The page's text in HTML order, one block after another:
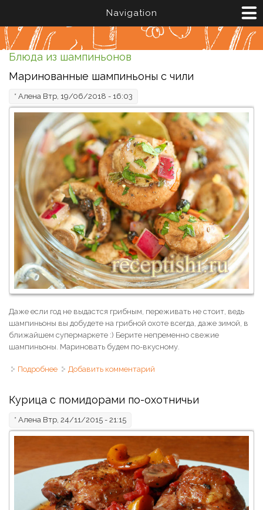
Navigation
Блюда из шампиньонов
Маринованные шампиньоны с чили
* Алена Втр, 19/06/2018 - 16:03
Даже если год не выдастся грибным, переживать не стоит, ведь
шампиньоны вы добудете на грибной охоте всегда, даже зимой, в
ближайшем супермаркете :) Берите непременно свежие
шампиньоны. Мариновать будем по-вкусному.
Подробнее о Маринованные шампиньоны с чили
Добавить комментарий
Курица с помидорами по-охотничьи
* Алена Втр, 24/11/2015 - 21:15